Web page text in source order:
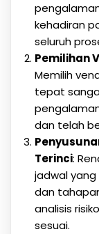
kehadiran
seluruh
Pemilihan
Memilih
tepat
dan telah
Terinci:
jadwal
dan
analisis
sesuai.